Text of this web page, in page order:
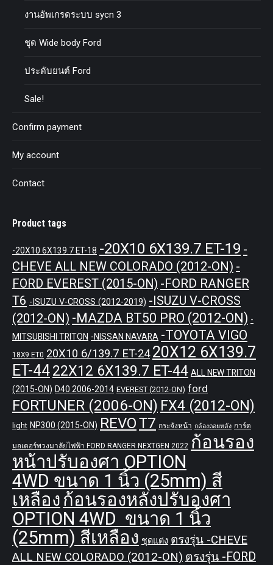
งานอัพเกรดระบบ sycn 3
ชุด Wide body Ford
ประดับยนต์ Ford
Sale!
Confirm payment
My account
Contact
Product tags
-20X10 6X139.7 ET-18 -20X10 6X139.7 ET-19 -
CHEVE ALL NEW COLORADO (2012-ON) -
FORD EVEREST (2015-ON) -FORD RANGER
T6 -ISUZU V-CROSS (2012-2019) -ISUZU V-CROSS
(2012-ON) -MAZDA BT50 PRO (2012-ON) -
MITSUBISHI TRITON -NISSAN NAVARA -TOYOTA VIGO
18X9 ET0 20X10 6/139.7 ET-24 20X12 6X139.7
ET-4422X12 6X139.7 ET-44 ALL NEW TRITON
(2015-ON) D40 2006-2014 EVEREST (2012-ON) ford
FORTUNER (2006-ON) FX4 (2012-ON)
light NP300 (2015-ON) REVOT7 กระจังหน้า กล้องถอยหลัง การ์ด
มอเตอร์พวงมาลัยไฟฟ้า FORD RANGER NEXTGEN 2022 ก้อนรอง
หน้าปรับองศา OPTION
4WD ขนาด 1 นิ้ว (25mm) สี
เหลือง ก้อนรองหลังปรับองศา
OPTION 4WD ขนาด 1 นิ้ว
(25mm) สีเหลือง ชุดแต่ง ตรงรุ่น -CHEVE
ALL NEW COLORADO (2012-ON) ตรงรุ่น -FORD